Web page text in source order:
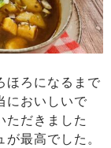
ほろになるまで
においしいで
ただきました
最高でした。